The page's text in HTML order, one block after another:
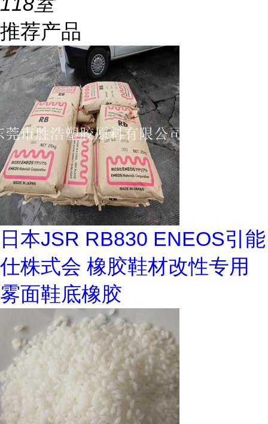
推荐产品
日本JSR RB830 ENEOS引能
仕株式会 橡胶鞋材改性专用
雾面鞋底橡胶